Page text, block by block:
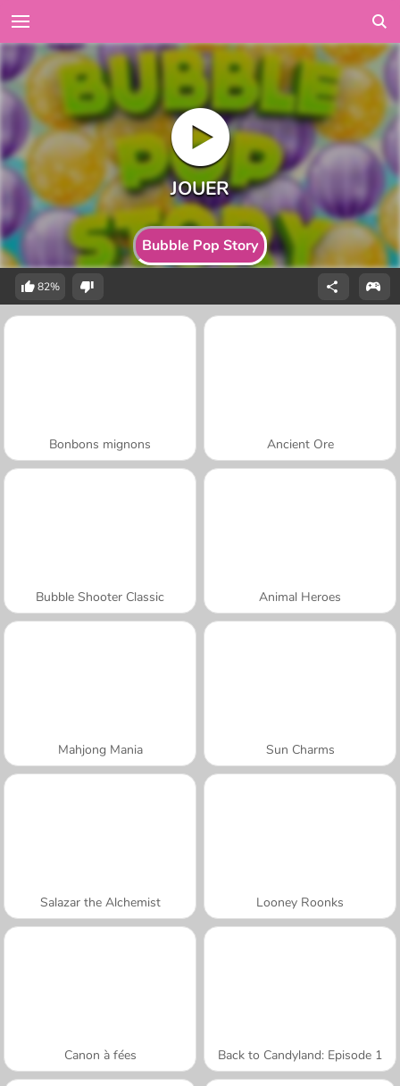
Bubble Pop Story
82%
Bonbons mignons Ancient Ore
Bubble Shooter Classic Animal Heroes
Mahjong Mania Sun Charms
Salazar the Alchemist Looney Roonks
Canon à fées Back to Candyland: Episode 1